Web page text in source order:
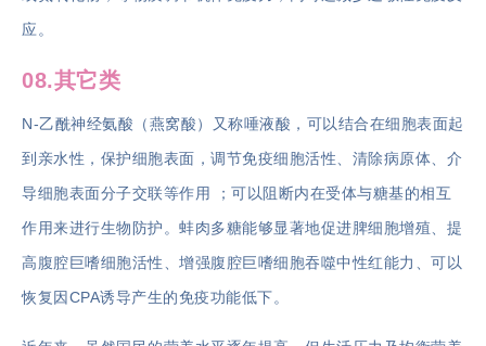
应。
08.其它类
N-乙酰神经氨酸（燕窝酸）又称唾液酸，可以结合在细胞表面起
到亲水性，保护细胞表面，调节免疫细胞活性、清除病原体、介
导细胞表面分子交联等作用 ；可以阻断内在受体与糖基的相互
作用来进行生物防护。蚌肉多糖能够显著地促进脾细胞增殖、提
高腹腔巨嗜细胞活性、增强腹腔巨嗜细胞吞噬中性红能力、可以
恢复因CPA诱导产生的免疫功能低下。